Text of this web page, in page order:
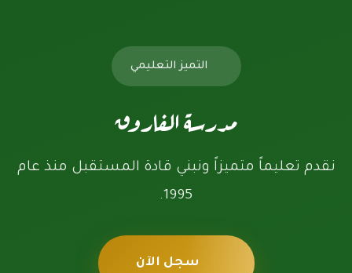
التميز التعليمي
مدرسة الفاروق
نقدم تعليماً متميزاً ونبني قادة المستقبل منذ عام
1995.
سجل الآن